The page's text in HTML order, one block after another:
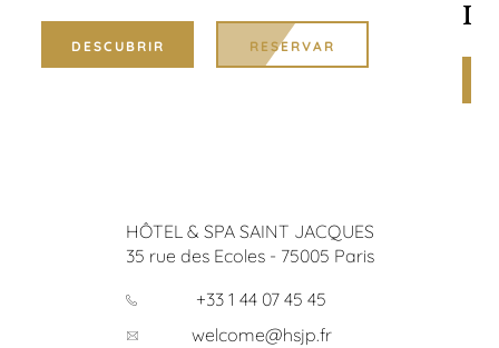
DESCUBRIR RESERVAR
HÔTEL & SPA SAINT JACQUES
35 rue des Ecoles- 75005 Paris
+33 1 44 07 45 45
welcome@hsjp.fr